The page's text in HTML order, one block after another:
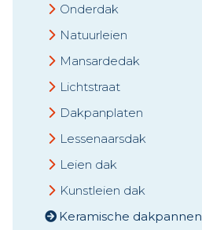
Onderdak
Natuurleien
Mansardedak
Lichtstraat
Dakpanplaten
Lessenaarsdak
Leien dak
Kunstleien dak
Keramische dakpannen